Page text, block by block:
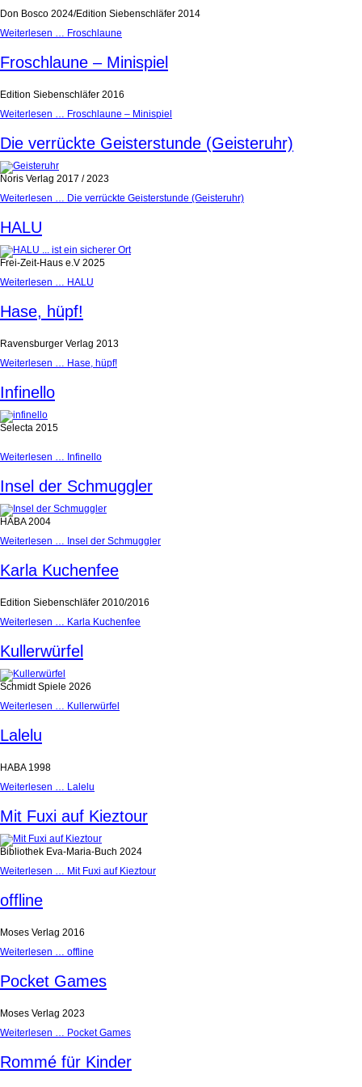
Don Bosco 2024/Edition Siebenschläfer 2014
Weiterlesen … Froschlaune
Froschlaune – Minispiel
Edition Siebenschläfer 2016
Weiterlesen … Froschlaune – Minispiel
Die verrückte Geisterstunde (Geisteruhr)
Noris Verlag 2017 / 2023
Weiterlesen … Die verrückte Geisterstunde (Geisteruhr)
HALU
Frei-Zeit-Haus e.V 2025
Weiterlesen … HALU
Hase, hüpf!
Ravensburger Verlag 2013
Weiterlesen … Hase, hüpf!
Infinello
Selecta 2015
Weiterlesen … Infinello
Insel der Schmuggler
HABA 2004
Weiterlesen … Insel der Schmuggler
Karla Kuchenfee
Edition Siebenschläfer 2010/2016
Weiterlesen … Karla Kuchenfee
Kullerwürfel
Schmidt Spiele 2026
Weiterlesen … Kullerwürfel
Lalelu
HABA 1998
Weiterlesen … Lalelu
Mit Fuxi auf Kieztour
Bibliothek Eva-Maria-Buch 2024
Weiterlesen … Mit Fuxi auf Kieztour
offline
Moses Verlag 2016
Weiterlesen … offline
Pocket Games
Moses Verlag 2023
Weiterlesen … Pocket Games
Rommé für Kinder